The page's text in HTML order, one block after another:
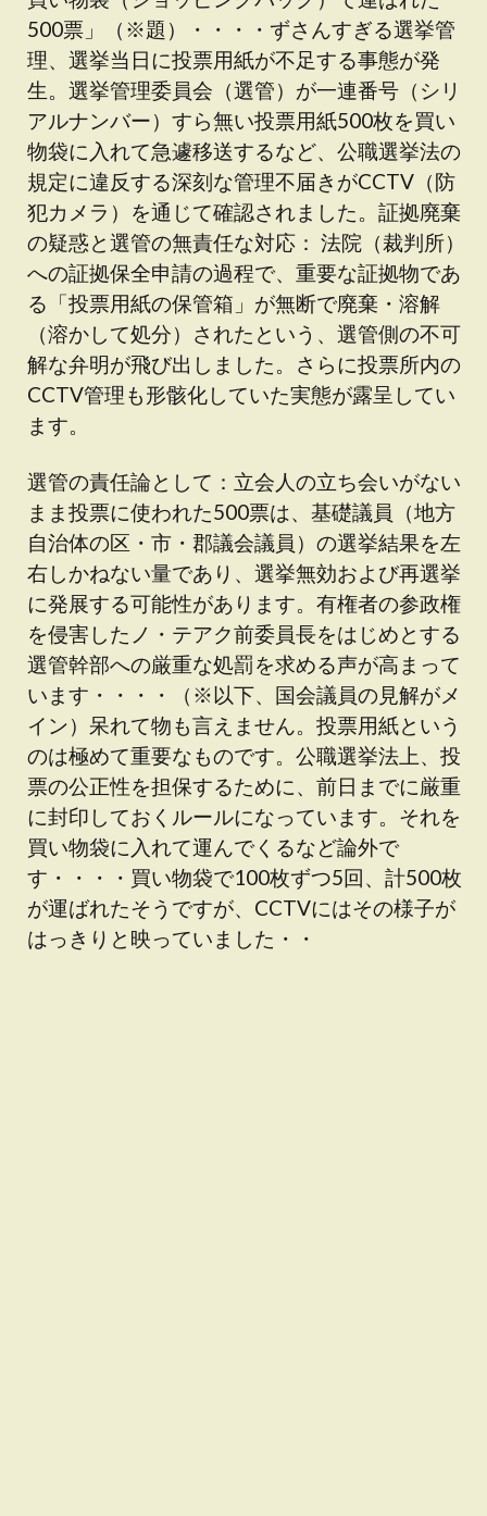
500票」（※題）・・・・ずさんすぎる選挙管
理、選挙当日に投票用紙が不足する事態が発
生。選挙管理委員会（選管）が一連番号（シリ
アルナンバー）すら無い投票用紙500枚を買い
物袋に入れて急遽移送するなど、公職選挙法の
規定に違反する深刻な管理不届きがCCTV（防
犯カメラ）を通じて確認されました。証拠廃棄
の疑惑と選管の無責任な対応： 法院（裁判所）
への証拠保全申請の過程で、重要な証拠物であ
る「投票用紙の保管箱」が無断で廃棄・溶解
（溶かして処分）されたという、選管側の不可
解な弁明が飛び出しました。さらに投票所内の
CCTV管理も形骸化していた実態が露呈してい
ます。
選管の責任論として：立会人の立ち会いがない
まま投票に使われた500票は、基礎議員（地方
自治体の区・市・郡議会議員）の選挙結果を左
右しかねない量であり、選挙無効および再選挙
に発展する可能性があります。有権者の参政権
を侵害したノ・テアク前委員長をはじめとする
選管幹部への厳重な処罰を求める声が高まって
います・・・・（※以下、国会議員の見解がメ
イン）呆れて物も言えません。投票用紙という
のは極めて重要なものです。公職選挙法上、投
票の公正性を担保するために、前日までに厳重
に封印しておくルールになっています。それを
買い物袋に入れて運んでくるなど論外で
す・・・・買い物袋で100枚ずつ5回、計500枚
が運ばれたそうですが、CCTVにはその様子が
はっきりと映っていました・・